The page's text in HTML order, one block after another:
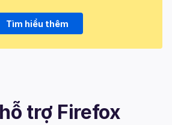
Tìm hiểu thêm
trợ Firefox